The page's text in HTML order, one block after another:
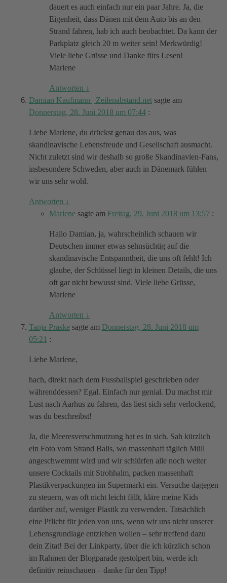
dauert es auch einfach nur ein paar Jahre. Ja, die
Eigenheit, dass Dänen mit dem Auto bis an den
Strand fahren, hab ich auch beobachtet. Da kann der
Parkplatz gleich 20 m weiter sein! Merkwürdig!
Viele liebe Grüsse und Danke fürs Lesen!
Marlene
Antworten ↓
Damian Kaufmann | Zeilenabstand.netsagte am
Donnerstag, 28. Juni 2018 um 07:44 :
Liebe Marlene, du drückst genau das aus, was
skandinavische Lebensfreude und Gesellschaft ausmacht.
Nicht zuletzt sind wir deshalb so große Skandinavien-Fans,
insbesondere Schweden, aber auch in Dänemark fühlen
wir uns sehr wohl.
Antworten ↓
Marlenesagte am Freitag, 29. Juni 2018 um 13:57 :
Hallo Damian, ja, wahrscheinlich schauen wir
Deutschen immer etwas sehnsüchtig auf die
skandinavische Entspanntheit, die uns oft fehlt! Ich
glaube, der Schlüssel liegt in kleinen Details, die uns
oft gar nicht bewusst sind. Viele liebe Grüsse,
Marlene
Antworten ↓
Tanja Praskesagte am Donnerstag, 28. Juni 2018 um
05:21 :
Liebe Marlene,
hach, direkt nach dem Fussballspiel geschrieben oder
währenddessen? Egal. Einfach nur genial. Du machst mir
Lust nach Aarhus zu fahren, das liest sich sehr verlockend,
was du beschreibst!
Ja, die Meeresverschmutzung hat es in sich. Sah kürzlich
ein Foto vom Strand Balis, wo massenhaft täglich Müll
angeschwemmt wird und wir schlürfen alle noch weiter
unsere Cocktails mit Strohhalm, packen massenhaft
Plastikverpackungen im Supermarkt ein. Versuche dagegen
zu steuern, was oft nicht leicht fällt, kläre meine Kids
darüber auf, weniger Plastik zu verwenden. Tatsächlich
eine Pflicht für jeden von uns, wenn wir uns nicht unserer
Lebensgrundlage entziehen wollen – sehr treffend dazu
dein Zitat! Bei der Linkparty, über die ich kürzlich schon
im Rahmen der Blogparade gestolpert bin, werde ich
definitiv reinschauen – danke für den Tipp!